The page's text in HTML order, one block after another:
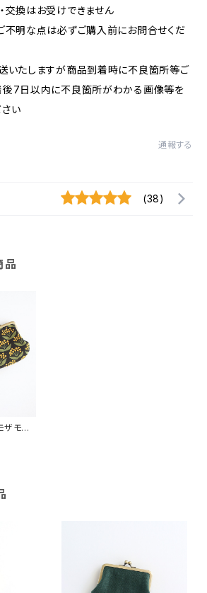
交換はお受けできません
不明な点は必ずご購入前にお問合せくだ
いたしますが商品到着時に不良箇所等ご
後7日以内に不良箇所がわかる画像等を
い
通報する
(38)
品
モチ
ラッ